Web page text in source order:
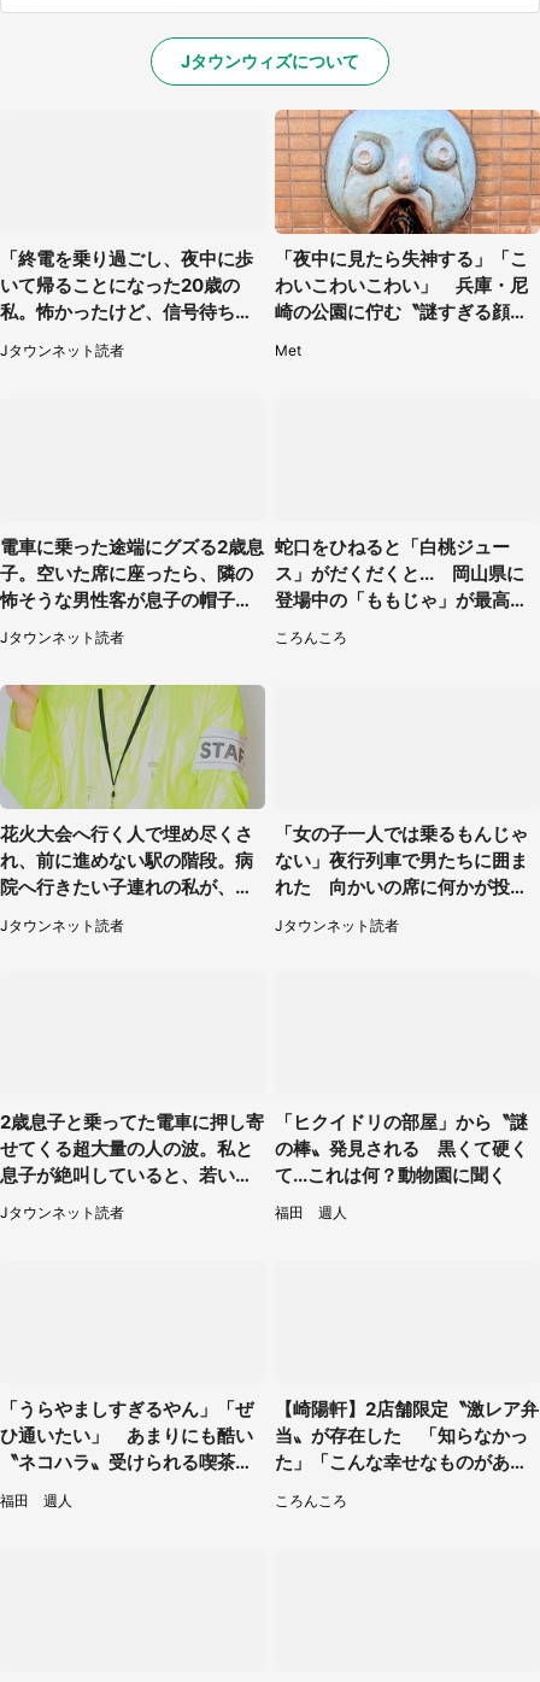
Jタウンウィズについて
「終電を乗り過ごし、夜中に歩
いて帰ることになった20歳の
私。怖かったけど、信号待ちの
車に道を尋ねたら...」（埼玉
県・60代女性）
Jタウンネット読者
「夜中に見たら失神する」「こ
わいこわいこわい」 兵庫・尼
崎の公園に佇む〝謎すぎる顔〟
Met
電車に乗った途端にグズる2歳息
子。空いた席に座ったら、隣の
怖そうな男性客が息子の帽子に
手を伸ばし（千葉県・40代女
性）
Jタウンネット読者
蛇口をひねると「白桃ジュー
ス」がだくだくと... 岡山県に
登場中の「ももじゃ」が最高す
ころんころ
花火大会へ行く人で埋め尽くさ
れ、前に進めない駅の階段。病
院へ行きたい子連れの私が、ス
タッフに事情を説明すると...
（埼玉県・女性）
Jタウンネット読者
「女の子一人では乗るもんじゃ
ない」夜行列車で男たちに囲ま
れた 向かいの席に何かが投げ
られて（秋田県・60代女性）
Jタウンネット読者
2歳息子と乗ってた電車に押し寄
せてくる超大量の人の波。私と
息子が絶叫していると、若いカ
ップルの乗客が...（東京都・60
代女性）
Jタウンネット読者
「ヒクイドリの部屋」から〝謎
の棒〟発見される 黒くて硬く
て...これは何？動物園に聞く
福田 週人
「うらやましすぎるやん」「ぜ
ひ通いたい」 あまりにも酷い
〝ネコハラ〟受けられる喫茶店
に5.3万人驚がく
福田 週人
【崎陽軒】2店舗限定〝激レア弁
当〟が存在した 「知らなかっ
た」「こんな幸せなものがあっ
ころんころ